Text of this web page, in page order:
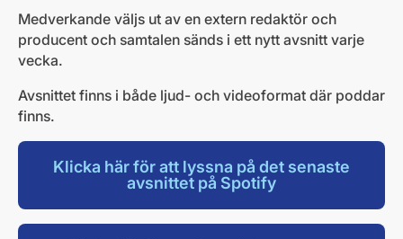
Medverkande väljs ut av en extern redaktör och
producent och samtalen sänds i ett nytt avsnitt varje
vecka.
Avsnittet finns i både ljud- och videoformat där poddar
finns.
Klicka här för att lyssna på det senaste
avsnittet på Spotify